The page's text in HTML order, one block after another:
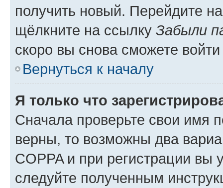
получить новый. Перейдите
щёлкните на ссылку Забыли
скоро вы снова сможете
Вернуться к началу
Я только что
Сначала проверьте свои имя
верны, то возможны два
COPPA и при регистрации вы
следуйте полученным